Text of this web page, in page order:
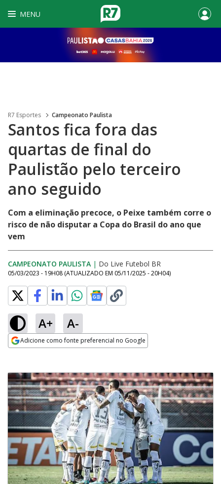
MENU
R7 Esportes Campeonato Paulista
Santos fica fora das
quartas de final do
Paulistão pelo terceiro
ano seguido
Com a eliminação precoce, o Peixe também corre o
risco de não disputar a Copa do Brasil do ano que
vem
CAMPEONATO PAULISTA | Do Live Futebol BR
05/03/2023 - 19H08 (ATUALIZADO EM 05/11/2025 - 20H04)
A+ A-
Adicione como fonte preferencial no Google